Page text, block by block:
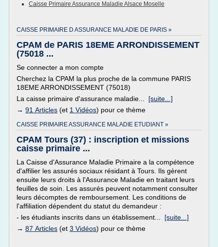
Caisse Primaire Assurance Maladie Alsace Moselle
CAISSE PRIMAIRE D ASSURANCE MALADIE DE PARIS »
CPAM de PARIS 18EME ARRONDISSEMENT
(75018 ...
Se connecter a mon compte
Cherchez la CPAM la plus proche de la commune PARIS
18EME ARRONDISSEMENT (75018)
La caisse primaire d'assurance maladie... [suite...]
→ 91 Articles (et 1 Vidéos) pour ce thème
CAISSE PRIMAIRE ASSURANCE MALADIE ETUDIANT »
CPAM Tours (37) : inscription et missions
caisse primaire ...
La Caisse d'Assurance Maladie Primaire a la compétence
d'affilier les assurés sociaux résidant à Tours. Ils gèrent
ensuite leurs droits à l'Assurance Maladie en traitant leurs
feuilles de soin. Les assurés peuvent notamment consulter
leurs décomptes de remboursement. Les conditions de
l'affiliation dépendent du statut du demandeur :
- les étudiants inscrits dans un établissement... [suite...]
→ 87 Articles (et 3 Vidéos) pour ce thème